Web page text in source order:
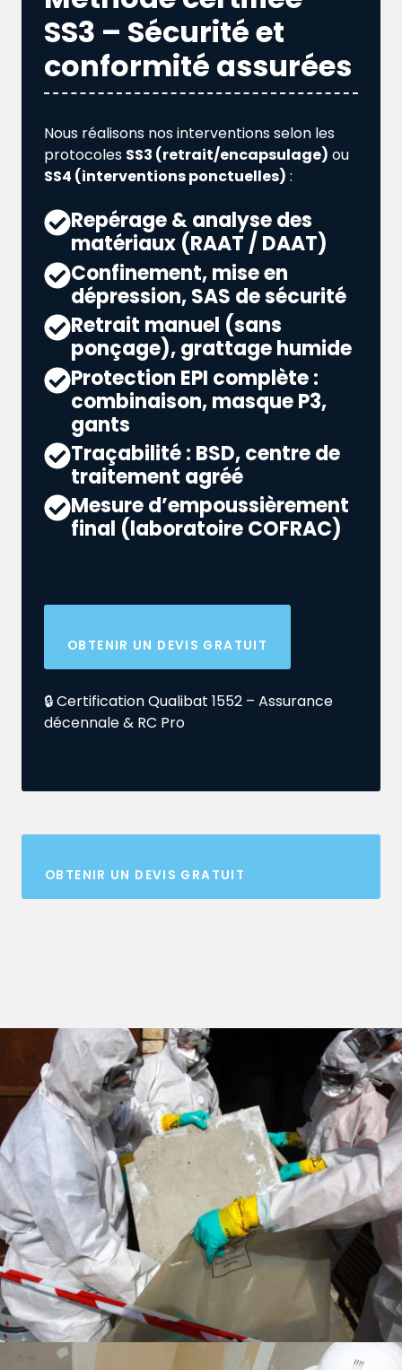
SS3 – Sécurité et
conformité assurées
Nous réalisons nos interventions selon les
protocoles SS3 (retrait/encapsulage) ou
SS4 (interventions ponctuelles) :
Repérage & analyse des
matériaux (RAAT / DAAT)
Confinement, mise en
dépression, SAS de sécurité
Retrait manuel (sans
ponçage), grattage humide
Protection EPI complète :
combinaison, masque P3,
gants
Traçabilité : BSD, centre de
traitement agréé
Mesure d’empoussièrement
final (laboratoire COFRAC)
OBTENIR UN DEVIS GRATUIT
🔒 Certification Qualibat 1552 – Assurance
décennale & RC Pro
OBTENIR UN DEVIS GRATUIT